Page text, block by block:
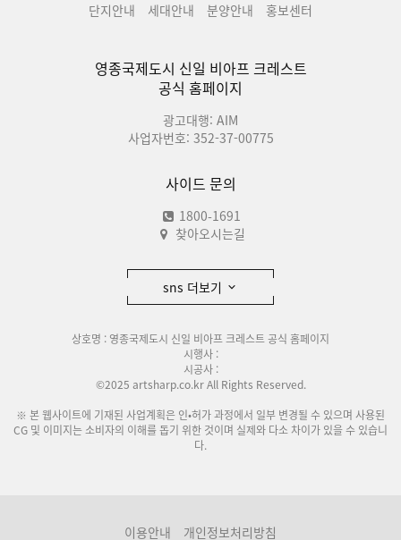
단지안내
세대안내 분양안내 홍보센터
영종국제도시 신일 비아프 크레스트
공식 홈페이지
광고대행: AIM
사업자번호: 352-37-00775
사이드 문의
1800-1691
찾아오시는길
sns 더보기
상호명 : 영종국제도시 신일 비아프 크레스트 공식 홈페이지
시행사 :
시공사 :
©2025 artsharp.co.kr All Rights Reserved.
※ 본 웹사이트에 기재된 사업계획은 인•허가 과정에서 일부 변경될 수 있으며 사용된
CG 및 이미지는 소비자의 이해를 돕기 위한 것이며 실제와 다소 차이가 있을 수 있습니
다.
이용안내 개인정보처리방침